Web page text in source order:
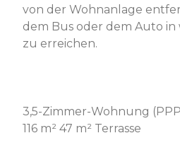
von der Wohnanlage
dem Bus oder dem Auto
zu erreichen.
3,5-Zimmer-Wohnung (PPP
116 m² 47 m² Terrasse